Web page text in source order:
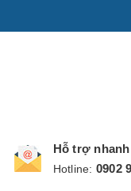
Hỗ trợ
Hotline: 0902